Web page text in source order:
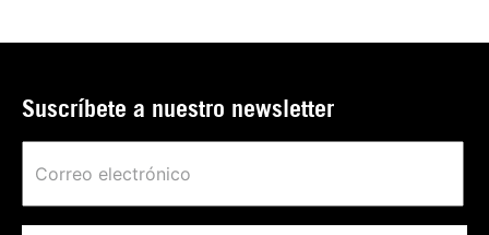
Suscríbete a nuestro newsletter